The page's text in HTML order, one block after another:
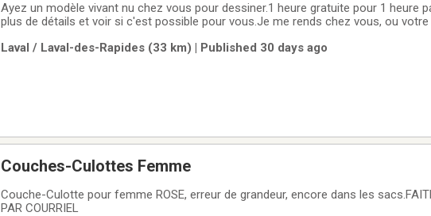
Ayez un modèle vivant nu chez vous pour dessiner.1 heure gratuite pour 1 heure
plus de détails et voir si c'est possible pour vous.Je me rends chez vous, ou
Laval / Laval-des-Rapides (33 km) | Published 30 days ago
Couches-Culottes Femme
Couche-Culotte pour femme ROSE, erreur de grandeur, encore dans les
PAR COURRIEL